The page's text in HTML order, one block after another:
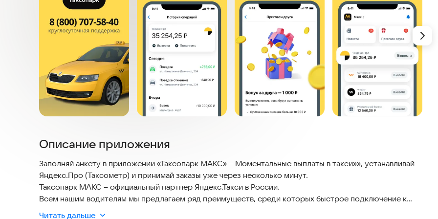
Описание приложения
Заполняй анкету в приложении «Таксопарк МАКС» – Моментальные выплаты в такси»», устанавливай
Яндекс.Про (Таксометр) и принимай заказы уже через несколько минут.
Таксопарк МАКС – официальный партнер Яндекс.Такси в России.
Всем нашим водителям мы предлагаем ряд преимуществ, среди которых быстрое подключение к
заказам, моментальный вывод денежный средств на банковскую карту, круглосуточная
Читать дальше